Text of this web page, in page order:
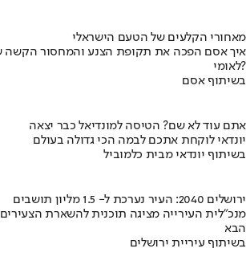
מאחורי הקלעים של הטעם הישראלי
לאומי?
בשיתוף אסם
אתם עוד לא שם? הטיסה למונדיאל כבר יצאה
יונדאי לוקחת אתכם לבמה הכי גדולה בעולם
בשיתוף יונדאי מבית כלמוביל
ירושלים 2040: העיר נערכת ל- 1.5 מליון תושבים
מנכ"לית העירייה מציגה תוכנית להשארת
הבא
בשיתוף עיריית ירושלים